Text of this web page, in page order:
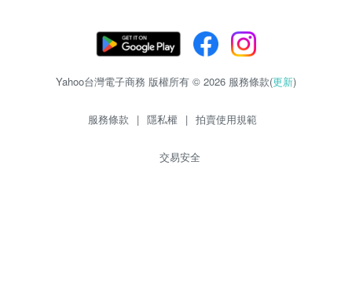
Yahoo台灣電子商務 版權所有 © 2026 服務條款(更新)
服務條款 | 隱私權 | 拍賣使用規範
交易安全